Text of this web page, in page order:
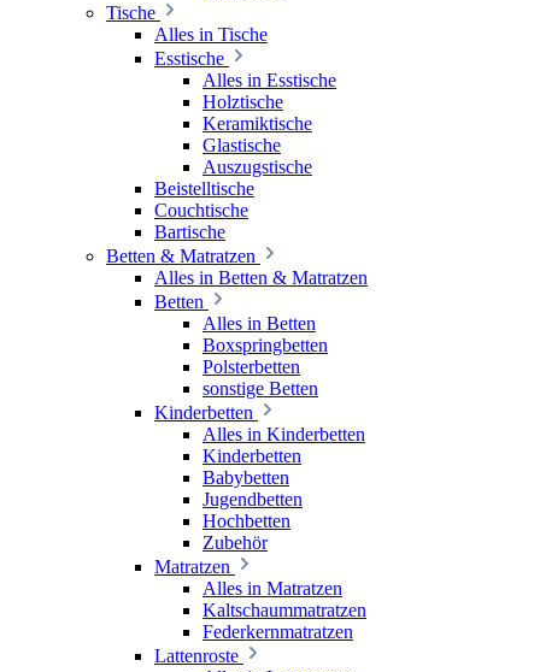
Tische
Alles in Tische
Esstische
Alles in Esstische
Holztische
Keramiktische
Glastische
Auszugstische
Beistelltische
Couchtische
Bartische
Betten & Matratzen
Alles in Betten & Matratzen
Betten
Alles in Betten
Boxspringbetten
Polsterbetten
sonstige Betten
Kinderbetten
Alles in Kinderbetten
Kinderbetten
Babybetten
Jugendbetten
Hochbetten
Zubehör
Matratzen
Alles in Matratzen
Kaltschaummatratzen
Federkernmatratzen
Lattenroste